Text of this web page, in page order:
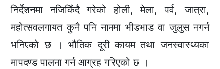
निर्देशनमा नजिकिँदै गरेको होली, मेला, पर्व, जात्रा,
महोत्सवलगायत कुनै पनि नाममा भीडभाड वा जुलुस नगर्न
भनिएको छ । भौतिक दूरी कायम तथा जनस्वास्थ्यका
मापदण्ड पालना गर्न आग्रह गरिएको छ ।